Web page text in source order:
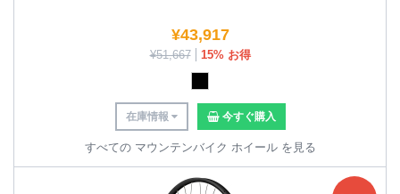
¥43,917
¥51,667 15% お得
在庫情報 今すぐ購入
すべての マウンテンバイク ホイール を見る